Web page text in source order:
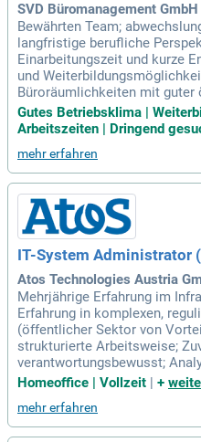
SVD Büromanagement
Bewährten Team;
langfristige berufliche
Einarbeitungszeit und kurze
und
Büroräumlichkeiten mit guter
Gutes Betriebsklima |
Arbeitszeiten | Dringend
mehr erfahren
IT-System Administrator
Atos Technologies Austria
Mehrjährige Erfahrung im
Erfahrung in komplexen,
(öffentlicher Sektor von
strukturierte Arbeitsweise;
verantwortungsbewusst;
Homeoffice | Vollzeit | +
mehr erfahren